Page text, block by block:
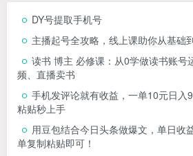
DY号提取手机号
主播起号全攻略，线上课助你从基础
读书 博主 必修课：从0学做读书账号
频、直播卖书
手机发评论就有收益，一单10元日入
粘贴秒上手
用豆包结合今日头条做爆文，单日收
单复制粘贴即可！